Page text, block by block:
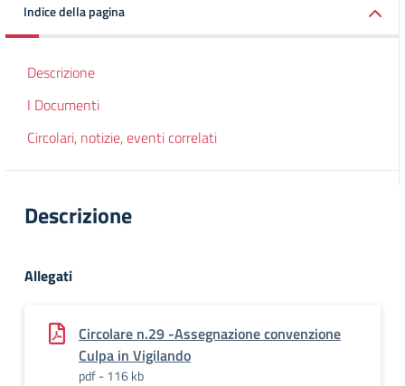
Indice della pagina
Descrizione
I Documenti
Circolari, notizie, eventi correlati
Descrizione
Allegati
Circolare n.29 -Assegnazione convenzione
Culpa in Vigilando
pdf - 116 kb